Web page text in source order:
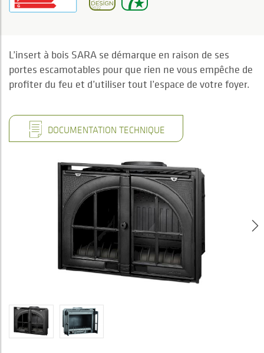
L’insert à bois SARA se démarque en raison de ses
portes escamotables pour que rien ne vous empêche de
profiter du feu et d’utiliser tout l’espace de votre foyer.
DOCUMENTATION TECHNIQUE